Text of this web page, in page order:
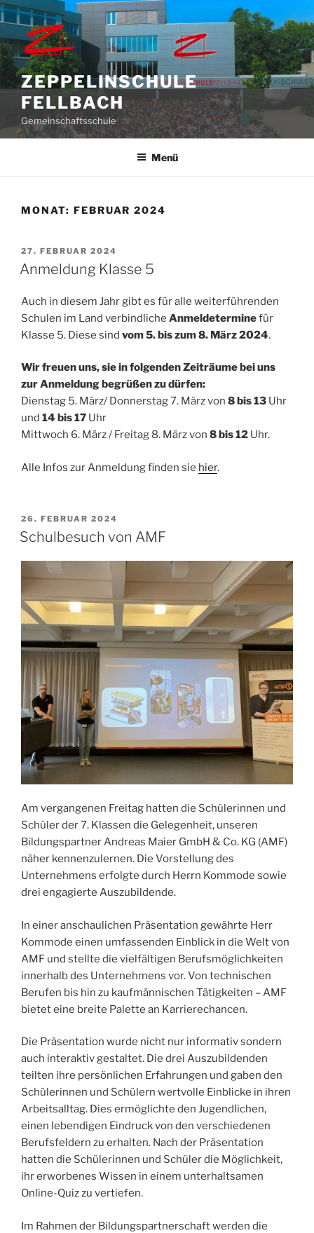
Zum
Inhalt
springen
ZEPPELINSCHULE
FELLBACH
Gemeinschaftsschule
Menü
MONAT: FEBRUAR 2024
VERÖFFENTLICHT
AM
27. FEBRUAR 2024
Anmeldung Klasse 5
Auch in diesem Jahr gibt es für alle weiterführenden
Schulen im Land verbindliche Anmeldeterminefür
Klasse 5. Diese sind vom5. bis zum 8. März 2024.
Wir freuen uns, sie in folgenden Zeiträume bei uns
zur Anmeldung begrüßen zu dürfen:
Dienstag 5. März/ Donnerstag 7. März von 8 bis 13 Uhr
und 14 bis 17 Uhr
Mittwoch 6. März / Freitag 8. März von 8 bis 12 Uhr.
Alle Infos zur Anmeldung finden sie hier.
VERÖFFENTLICHT
AM
26. FEBRUAR 2024
Schulbesuch von AMF
Am vergangenen Freitag hatten die Schülerinnen und
Schüler der 7. Klassen die Gelegenheit, unseren
Bildungspartner Andreas Maier GmbH & Co. KG (AMF)
näher kennenzulernen. Die Vorstellung des
Unternehmens erfolgte durch Herrn Kommode sowie
drei engagierte Auszubildende.
In einer anschaulichen Präsentation gewährte Herr
Kommode einen umfassenden Einblick in die Welt von
AMF und stellte die vielfältigen Berufsmöglichkeiten
innerhalb des Unternehmens vor. Von technischen
Berufen bis hin zu kaufmännischen Tätigkeiten – AMF
bietet eine breite Palette an Karrierechancen.
Die Präsentation wurde nicht nur informativ sondern
auch interaktiv gestaltet. Die drei Auszubildenden
teilten ihre persönlichen Erfahrungen und gaben den
Schülerinnen und Schülern wertvolle Einblicke in ihren
Arbeitsalltag. Dies ermöglichte den Jugendlichen,
einen lebendigen Eindruck von den verschiedenen
Berufsfeldern zu erhalten. Nach der Präsentation
hatten die Schülerinnen und Schüler die Möglichkeit,
ihr erworbenes Wissen in einem unterhaltsamen
Online-Quiz zu vertiefen.
Im Rahmen der Bildungspartnerschaft werden die